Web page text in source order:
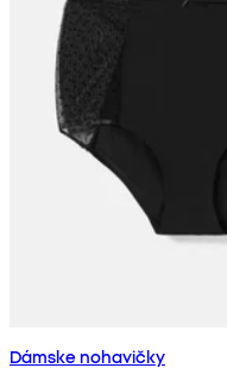
Dámske nohavičky